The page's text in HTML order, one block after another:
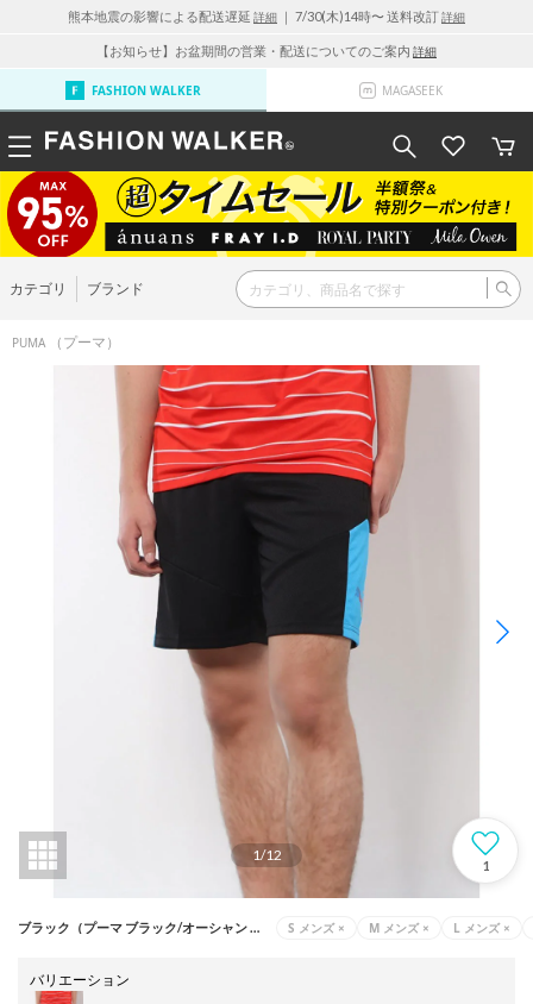
熊本地震の影響による配送遅延 詳細 ｜ 7/30(木)14時〜 送料改訂詳細
【お知らせ】お盆期間の営業・配送についてのご案内 詳細
FASHION WALKER MAGASEEK
カテゴリ ブランド
PUMA （プーマ）
1/12
1
ブラック（プーマ ブラック/オーシャン ダイブ/ディープ オーキッド） S メンズ × M メンズ × L メンズ ×
バリエーション